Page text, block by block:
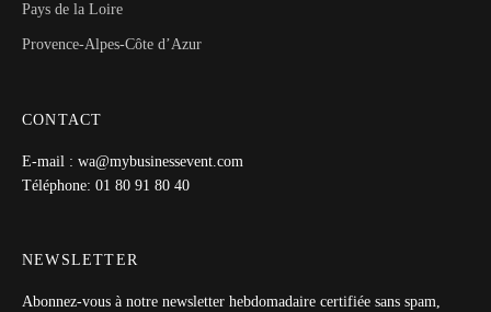
Pays de la Loire
Provence-Alpes-Côte d’Azur
CONTACT
E-mail : wa@mybusinessevent.com
Téléphone: 01 80 91 80 40
NEWSLETTER
Abonnez-vous à notre newsletter hebdomadaire certifiée sans spam,